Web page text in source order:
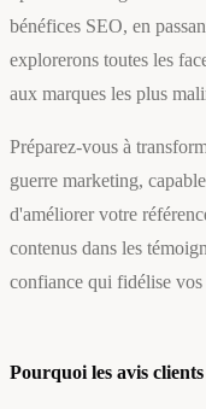
bénéfices SEO, en
explorerons toutes les
aux marques les plus
Préparez-vous à
guerre marketing,
d'améliorer votre
contenus dans les
confiance qui fidélise
Pourquoi les avis